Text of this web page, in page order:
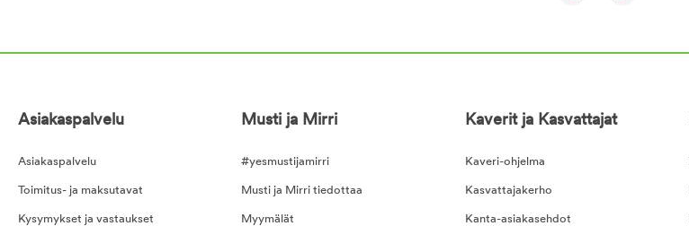
Asiakaspalvelu
Asiakaspalvelu
Toimitus- ja maksutavat
Kysymykset ja vastaukset
Musti ja Mirri
#yesmustijamirri
Musti ja Mirri tiedottaa
Myymälät
Kaverit ja Kasvattajat
Kaveri-ohjelma
Kasvattajakerho
Kanta-asiakasehdot